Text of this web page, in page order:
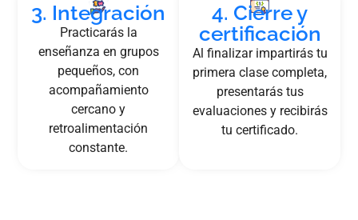
3. Integración
Practicarás la
enseñanza en grupos
pequeños, con
acompañamiento
cercano y
retroalimentación
constante.
4. Cierre y
certificación
Al finalizar impartirás tu
primera clase completa,
presentarás tus
evaluaciones y recibirás
tu certificado.